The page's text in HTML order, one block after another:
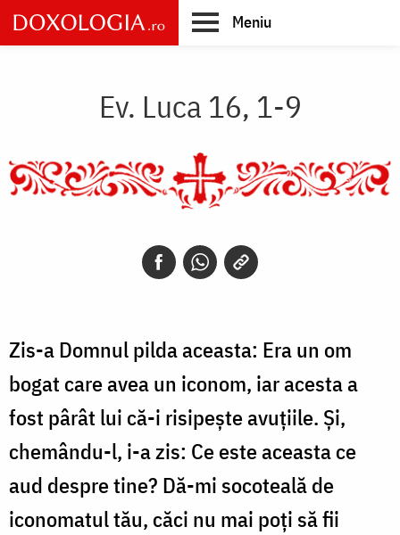
Skip
to
main
Meniu
Ev. Luca 16, 1-9
Zis-a Domnul pilda aceasta: Era un om
bogat care avea un iconom, iar acesta a
fost pârât lui că-i risipește avuțiile. Și,
chemându-l, i-a zis: Ce este aceasta ce
aud despre tine? Dă-mi socoteală de
iconomatul tău, căci nu mai poți să fii